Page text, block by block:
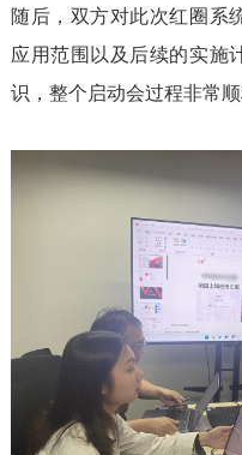
随后，双方对此次红圈系
应用范围以及后续的实施
识，整个启动会过程非常顺